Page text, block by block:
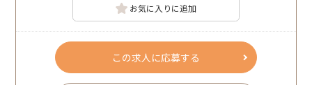
お気に入りに追加
この求人に応募する